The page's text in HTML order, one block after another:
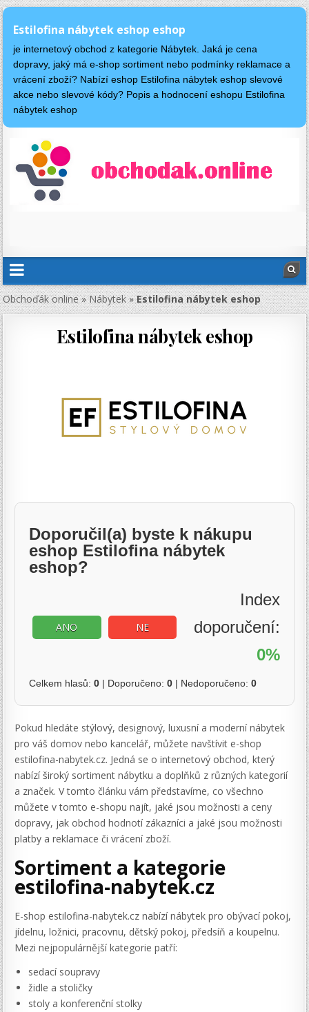
Estilofina nábytek eshop eshop
je internetový obchod z kategorie Nábytek. Jaká je cena
dopravy, jaký má e-shop sortiment nebo podmínky reklamace a
vrácení zboží? Nabízí eshop Estilofina nábytek eshop slevové
akce nebo slevové kódy? Popis a hodnocení eshopu Estilofina
nábytek eshop
Obchoďák online»Nábytek»Estilofina nábytek eshop
Estilofina nábytek eshop
Doporučil(a) byste k nákupu
eshop Estilofina nábytek
eshop?
ANO NE
Index
doporučení:
0%
Celkem hlasů:0 | Doporučeno:0 | Nedoporučeno:0
Pokud hledáte stýlový, designový, luxusní a moderní nábytek
pro váš domov nebo kancelář, můžete navštívit e-shop
estilofina-nabytek.cz. Jedná se o internetový obchod, který
nabízí široký sortiment nábytku a doplňků z různých kategorií
a značek. V tomto článku vám představíme, co všechno
můžete v tomto e-shopu najít, jaké jsou možnosti a ceny
dopravy, jak obchod hodnotí zákazníci a jaké jsou možnosti
platby a reklamace či vrácení zboží.
Sortiment a kategorie
estilofina-nabytek.cz
E-shop estilofina-nabytek.cz nabízí nábytek pro obývací pokoj,
jídelnu, ložnici, pracovnu, dětský pokoj, předsíň a koupelnu.
Mezi nejpopulárnější kategorie patří:
sedací soupravy
židle a stoličky
stoly a konferenční stolky